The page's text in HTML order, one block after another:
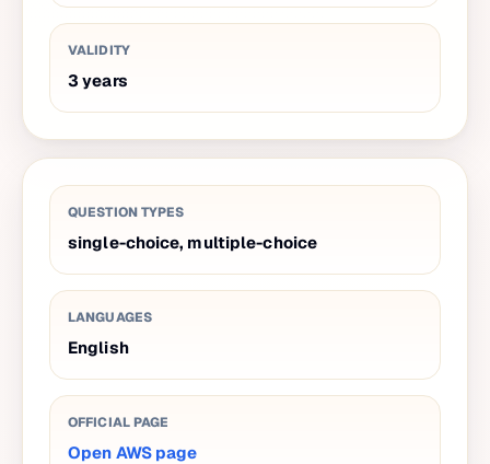
VALIDITY
3 years
QUESTION TYPES
single-choice, multiple-choice
LANGUAGES
English
OFFICIAL PAGE
Open AWS page